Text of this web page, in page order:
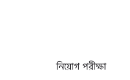
নিয়োগ পরীক্ষা